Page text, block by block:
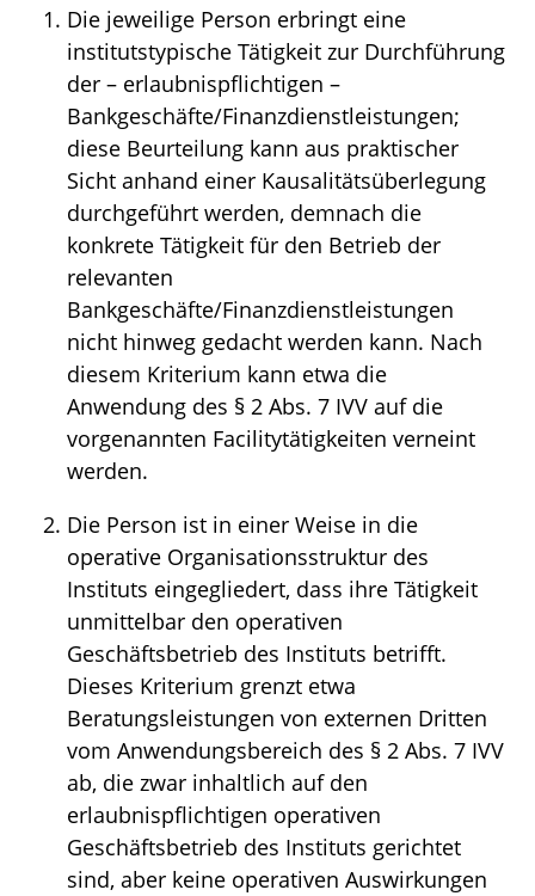
Die jeweilige Person erbringt eine
institutstypische Tätigkeit zur Durchführung
der – erlaubnispflichtigen –
Bankgeschäfte/Finanzdienstleistungen;
diese Beurteilung kann aus praktischer
Sicht anhand einer Kausalitätsüberlegung
durchgeführt werden, demnach die
konkrete Tätigkeit für den Betrieb der
relevanten
Bankgeschäfte/Finanzdienstleistungen
nicht hinweg gedacht werden kann. Nach
diesem Kriterium kann etwa die
Anwendung des § 2 Abs. 7 IVV auf die
vorgenannten Facilitytätigkeiten verneint
werden.
Die Person ist in einer Weise in die
operative Organisationsstruktur des
Instituts eingegliedert, dass ihre Tätigkeit
unmittelbar den operativen
Geschäftsbetrieb des Instituts betrifft.
Dieses Kriterium grenzt etwa
Beratungsleistungen von externen Dritten
vom Anwendungsbereich des § 2 Abs. 7 IVV
ab, die zwar inhaltlich auf den
erlaubnispflichtigen operativen
Geschäftsbetrieb des Instituts gerichtet
sind, aber keine operativen Auswirkungen